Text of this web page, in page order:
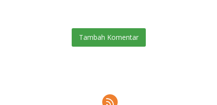
Tambah Komentar